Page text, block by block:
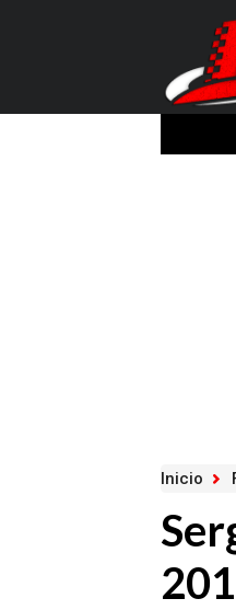
Inicio